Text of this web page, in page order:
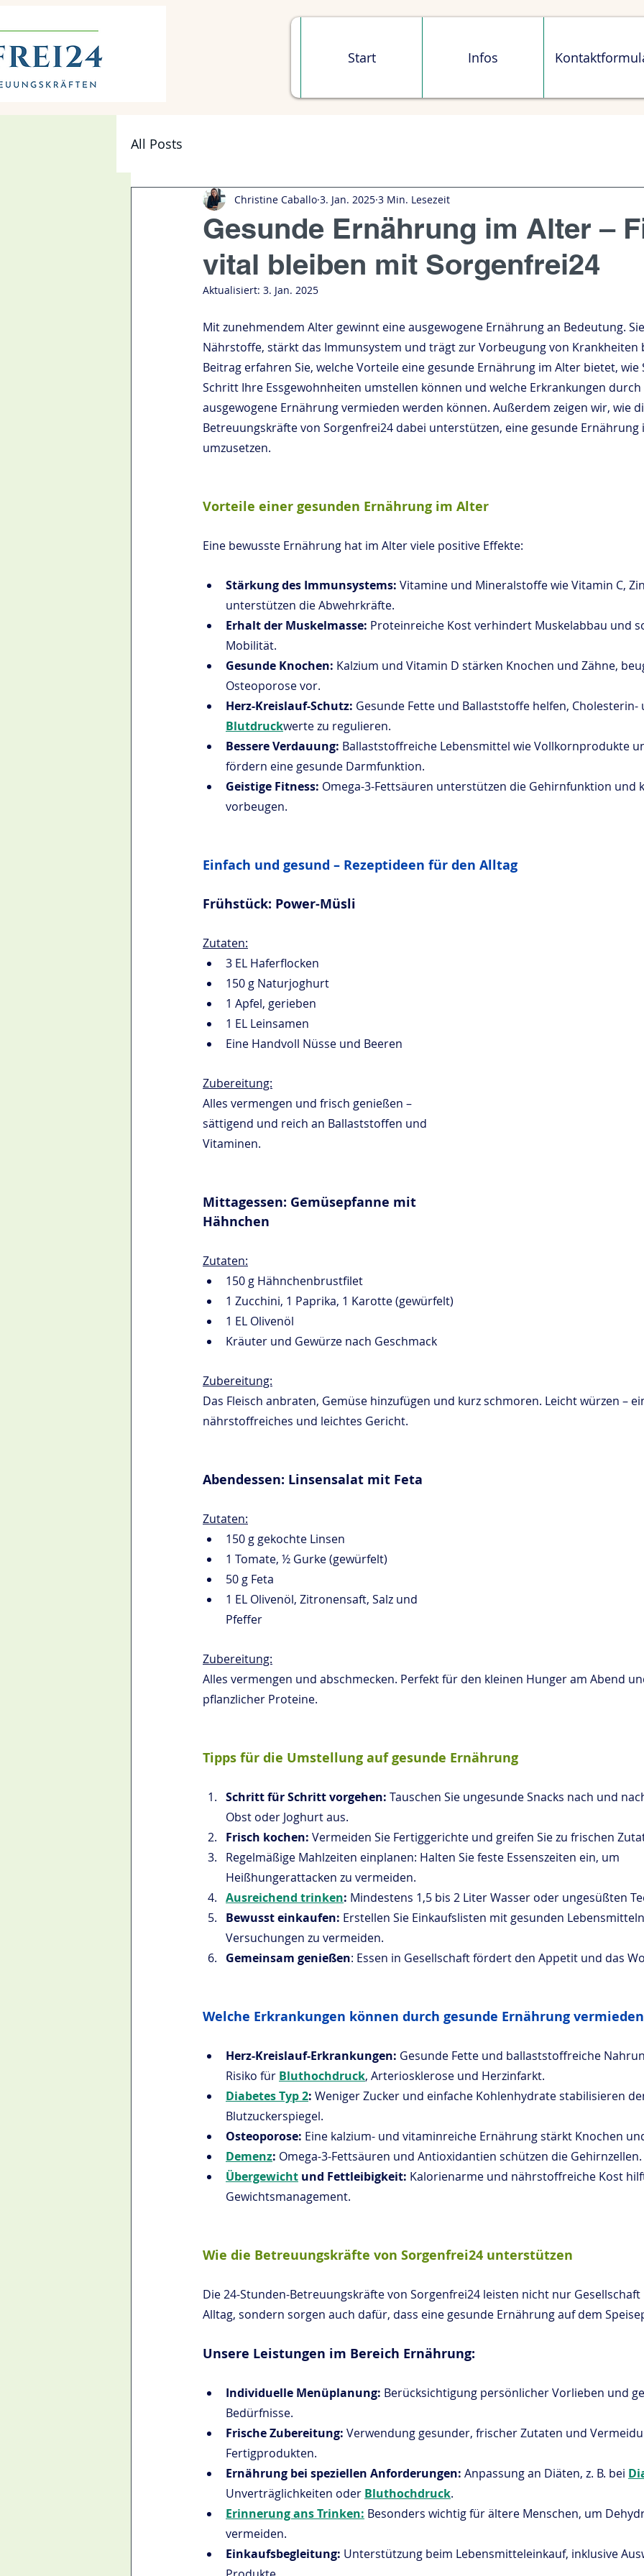
Start Infos
All Posts
Gesunde Ernährung im Alter –
vital bleiben mit Sorgenfrei24
Christine Caballo 3. Jan. 2025 3 Min. Lesezeit
Aktualisiert: 3. Jan. 2025
Mit zunehmendem Alter gewinnt eine ausgewogene Ernährung an Bedeutung.
Nährstoffe, stärkt das Immunsystem und trägt zur Vorbeugung von Krankheiten
Beitrag erfahren Sie, welche Vorteile eine gesunde Ernährung im Alter bietet,
Schritt Ihre Essgewohnheiten umstellen können und welche Erkrankungen
ausgewogene Ernährung vermieden werden können. Außerdem zeigen wir, wie
Betreuungskräfte von Sorgenfrei24 dabei unterstützen, eine gesunde
umzusetzen.
Vorteile einer gesunden Ernährung im Alter
Eine bewusste Ernährung hat im Alter viele positive Effekte:
Stärkung des Immunsystems: Vitamine und Mineralstoffe wie Vitamin C,
unterstützen die Abwehrkräfte.
Erhalt der Muskelmasse: Proteinreiche Kost verhindert Muskelabbau und
Mobilität.
Gesunde Knochen: Kalzium und Vitamin D stärken Knochen und Zähne,
Osteoporose vor.
Herz-Kreislauf-Schutz: Gesunde Fette und Ballaststoffe helfen,
Blutdruckwerte zu regulieren.
Bessere Verdauung: Ballaststoffreiche Lebensmittel wie Vollkornprodukte
fördern eine gesunde Darmfunktion.
Geistige Fitness: Omega-3-Fettsäuren unterstützen die Gehirnfunktion und
vorbeugen.
Einfach und gesund – Rezeptideen für den Alltag
Frühstück: Power-Müsli
Zutaten:
3 EL Haferflocken
150 g Naturjoghurt
1 Apfel, gerieben
1 EL Leinsamen
Eine Handvoll Nüsse und Beeren
Zubereitung:
Alles vermengen und frisch genießen –
sättigend und reich an Ballaststoffen und
Vitaminen.
Mittagessen: Gemüsepfanne mit
Hähnchen
Zutaten:
150 g Hähnchenbrustfilet
1 Zucchini, 1 Paprika, 1 Karotte (gewürfelt)
1 EL Olivenöl
Kräuter und Gewürze nach Geschmack
Zubereitung:
Das Fleisch anbraten, Gemüse hinzufügen und kurz schmoren. Leicht würzen –
nährstoffreiches und leichtes Gericht.
Abendessen: Linsensalat mit Feta
Zutaten:
150 g gekochte Linsen
1 Tomate, ½ Gurke (gewürfelt)
50 g Feta
1 EL Olivenöl, Zitronensaft, Salz und
Pfeffer
Zubereitung:
Alles vermengen und abschmecken. Perfekt für den kleinen Hunger am Abend
pflanzlicher Proteine.
Tipps für die Umstellung auf gesunde Ernährung
Schritt für Schritt vorgehen: Tauschen Sie ungesunde Snacks nach und
Obst oder Joghurt aus.
Frisch kochen: Vermeiden Sie Fertiggerichte und greifen Sie zu frischen
Regelmäßige Mahlzeiten einplanen: Halten Sie feste Essenszeiten ein, um
Heißhungerattacken zu vermeiden.
Ausreichend trinken: Mindestens 1,5 bis 2 Liter Wasser oder ungesüßten
Bewusst einkaufen: Erstellen Sie Einkaufslisten mit gesunden
Versuchungen zu vermeiden.
Gemeinsam genießen: Essen in Gesellschaft fördert den Appetit und das
Welche Erkrankungen können durch gesunde Ernährung
Herz-Kreislauf-Erkrankungen: Gesunde Fette und ballaststoffreiche
Risiko für Bluthochdruck, Arteriosklerose und Herzinfarkt.
Diabetes Typ 2: Weniger Zucker und einfache Kohlenhydrate stabilisieren
Blutzuckerspiegel.
Osteoporose: Eine kalzium- und vitaminreiche Ernährung stärkt Knochen
Demenz: Omega-3-Fettsäuren und Antioxidantien schützen die Gehirnzellen.
Übergewicht und Fettleibigkeit: Kalorienarme und nährstoffreiche Kost
Gewichtsmanagement.
Wie die Betreuungskräfte von Sorgenfrei24 unterstützen
Die 24-Stunden-Betreuungskräfte von Sorgenfrei24 leisten nicht nur
Alltag, sondern sorgen auch dafür, dass eine gesunde Ernährung auf dem
Unsere Leistungen im Bereich Ernährung:
Individuelle Menüplanung: Berücksichtigung persönlicher Vorlieben und
Bedürfnisse.
Frische Zubereitung: Verwendung gesunder, frischer Zutaten und
Fertigprodukten.
Ernährung bei speziellen Anforderungen: Anpassung an Diäten, z. B. bei
Unverträglichkeiten oder Bluthochdruck.
Erinnerung ans Trinken: Besonders wichtig für ältere Menschen, um
vermeiden.
Einkaufsbegleitung: Unterstützung beim Lebensmitteleinkauf, inklusive